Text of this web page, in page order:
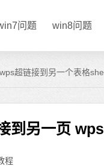
问题 win8问题
超链接到另一个表格
到另一页
程